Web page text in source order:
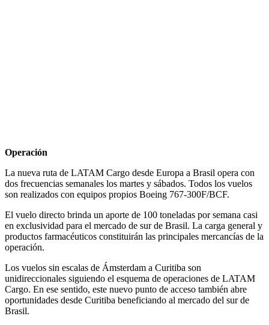
Operación
La nueva ruta de LATAM Cargo desde Europa a Brasil opera con
dos frecuencias semanales los martes y sábados. Todos los vuelos
son realizados con equipos propios Boeing 767-300F/BCF.
El vuelo directo brinda un aporte de 100 toneladas por semana casi
en exclusividad para el mercado de sur de Brasil. La carga general y
productos farmacéuticos constituirán las principales mercancías de la
operación.
Los vuelos sin escalas de Ámsterdam a Curitiba son
unidireccionales siguiendo el esquema de operaciones de LATAM
Cargo. En ese sentido, este nuevo punto de acceso también abre
oportunidades desde Curitiba beneficiando al mercado del sur de
Brasil.